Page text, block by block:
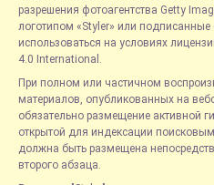
разрешения фотоагентства Getty
логотипом «Styler» или подписанные
использоваться на условиях
4.0 International.
При полном или частичном
материалов, опубликованных на
обязательно размещение активной
открытой для индексации
должна быть размещена
второго абзаца.